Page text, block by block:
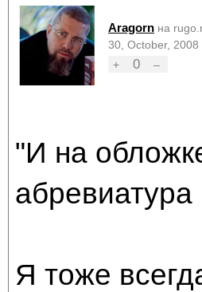
Aragorn на
30, October, 2008
+
0 –
"И на
Я тоже